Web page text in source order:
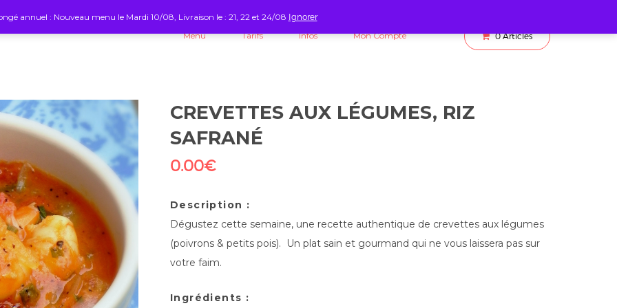
Menu Tarifs Infos Mon Compte 0 Articles
CREVETTES AUX LÉGUMES, RIZ
SAFRANÉ
0.00€
Description :
Dégustez cette semaine, une recette authentique de crevettes aux légumes
(poivrons & petits pois). Un plat sain et gourmand qui ne vous laissera pas sur
votre faim.
Ingrédients :
annuel : Nouveau menu le Mardi 10/08, Livraison le : 21, 22 et 24/08 Ignorer